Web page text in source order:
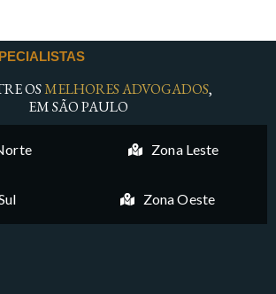
OSMELHORES ADVOGADOS,
EM SÃO PAULO
Zona Leste
Zona Oeste